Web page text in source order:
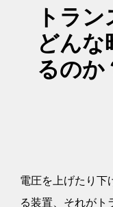
トラ
どん
るのか
電圧を上げたり下
る装置、それがト